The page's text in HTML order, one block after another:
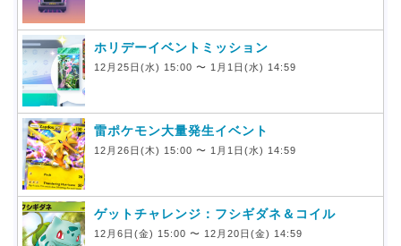
ホリデーイベントミッション
12月25日(水) 15:00 〜 1月1日(水) 14:59
雷ポケモン大量発生イベント
12月26日(木) 15:00 〜 1月1日(水) 14:59
ゲットチャレンジ：フシギダネ＆コイル
12月6日(金) 15:00 〜 12月20日(金) 14:59